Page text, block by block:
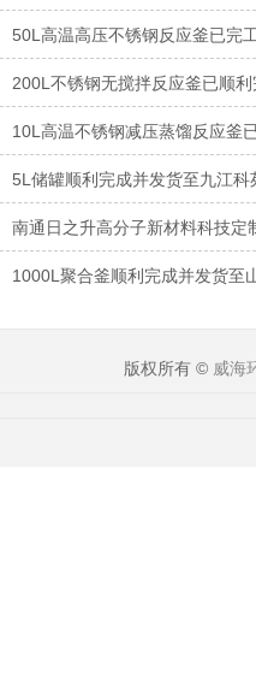
50L高温高压不锈钢反应釜已完
200L不锈钢无搅拌反应釜已顺
10L高温不锈钢减压蒸馏反应釜
5L储罐顺利完成并发货至九江科
南通日之升高分子新材料科技定
1000L聚合釜顺利完成并发货至
版权所有 © 威海